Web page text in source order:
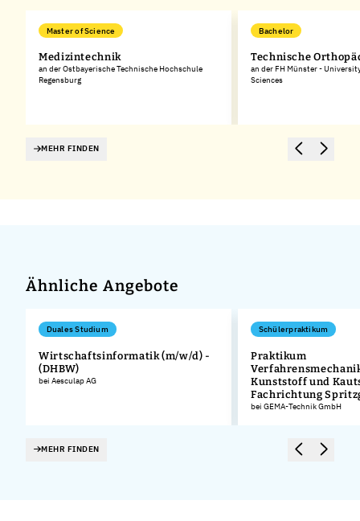
Master of Science
Medizintechnik
an der Ostbayerische Technische Hochschule
Regensburg
Bachelor
Technische
an der FH Münster -
Sciences
MEHR FINDEN
Ähnliche Angebote
Duales Studium
Wirtschaftsinformatik (m/w/d) -
(DHBW)
bei Aesculap AG
Schülerpraktikum
Praktikum
Kunststoff und
Fachrichtung
bei GEMA-Technik GmbH
MEHR FINDEN